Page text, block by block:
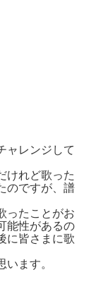
ャレンジして
けれど歌った
のですが、譜
ったことがお
能性があるの
に皆さまに歌
ます。